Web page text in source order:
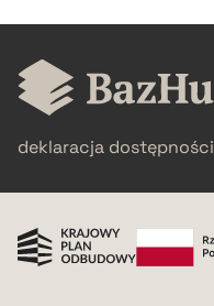
pobierz cytat
deklaracja dostępności